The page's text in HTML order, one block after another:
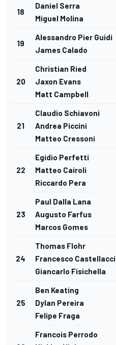
18
Daniel Serra
Miguel Molina
19
Alessandro Pier Guidi
James Calado
20
Christian Ried
Jaxon Evans
Matt Campbell
21
Claudio Schiavoni
Andrea Piccini
Matteo Cressoni
22
Egidio Perfetti
Matteo Cairoli
Riccardo Pera
23
Paul Dalla Lana
Augusto Farfus
Marcos Gomes
24
Thomas Flohr
Francesco Castellacci
Giancarlo Fisichella
25
Ben Keating
Dylan Pereira
Felipe Fraga
Francois Perrodo